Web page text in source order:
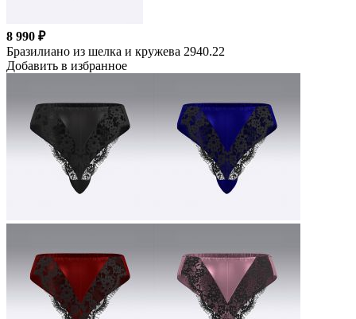
8 990 ₽
Бразилиано из шелка и кружева 2940.22
Добавить в избранное